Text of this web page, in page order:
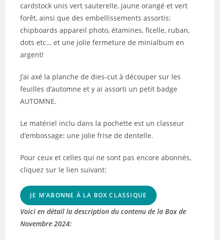
cardstock unis vert sauterelle, jaune orangé et vert
forêt, ainsi que des embellissements assortis:
chipboards appareil photo, étamines, ficelle, ruban,
dots etc… et une jolie fermeture de minialbum en
argent!
J’ai axé la planche de dies-cut à découper sur les
feuilles d’automne et y ai assorti un petit badge
AUTOMNE.
Le matériel inclu dans la pochette est un classeur
d’embossage: une jolie frise de dentelle.
Pour ceux et celles qui ne sont pas encore abonnés,
cliquez sur le lien suivant:
JE M’ABONNE À LA BOX CLASSIQUE
Voici en détail la description du contenu de la Box de
Novembre 2024: